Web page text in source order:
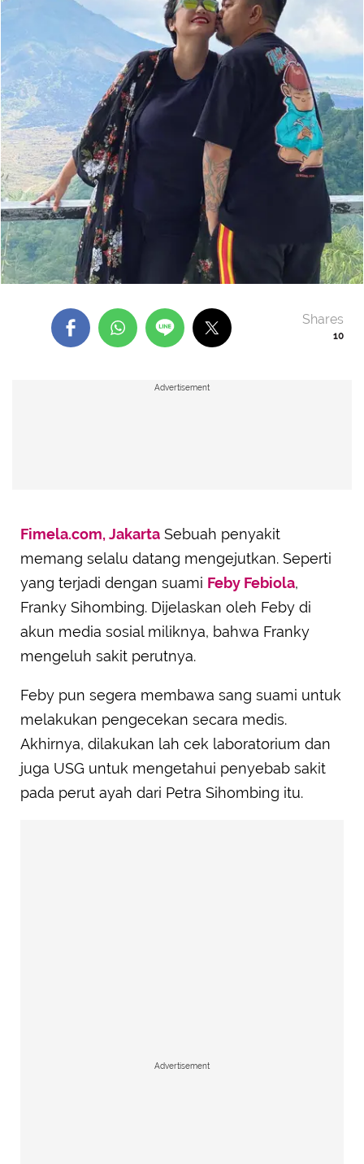
10
Shares
Advertisement
Fimela.com, Jakarta Sebuah penyakit
memang selalu datang mengejutkan. Seperti
yang terjadi dengan suami Feby Febiola,
Franky Sihombing. Dijelaskan oleh Feby di
akun media sosial miliknya, bahwa Franky
mengeluh sakit perutnya.
Feby pun segera membawa sang suami untuk
melakukan pengecekan secara medis.
Akhirnya, dilakukan lah cek laboratorium dan
juga USG untuk mengetahui penyebab sakit
pada perut ayah dari Petra Sihombing itu.
Advertisement